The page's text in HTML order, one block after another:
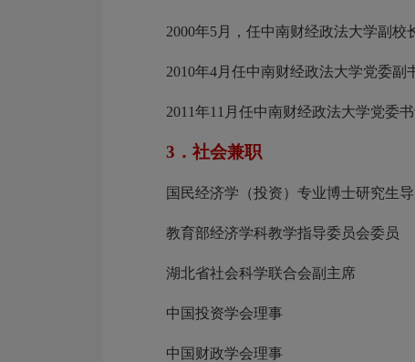
2000年5月，任中南财经政法大学副校
2010年4月任中南财经政法大学党委副
2011年11月任中南财经政法大学党委
3．社会兼职
国民经济学（投资）专业博士研究生
教育部经济学科教学指导委员会委员
湖北省社会科学联合会副主席
中国投资学会理事
中国财政学会理事